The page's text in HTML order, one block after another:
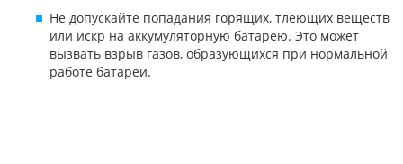
Не допускайте попадания горящих, тлеющих веществ
или искр на аккумуляторную батарею. Это может
вызвать взрыв газов, образующихся при нормальной
работе батареи.